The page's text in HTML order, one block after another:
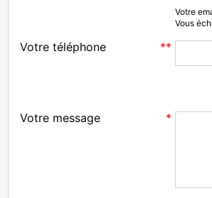
Votre
Vous
Votre téléphone
Votre message